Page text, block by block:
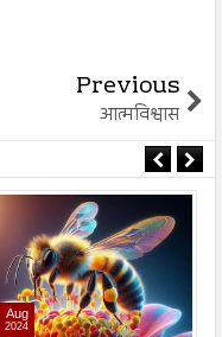
Previous
आत्मविश्वास
Aug
2024